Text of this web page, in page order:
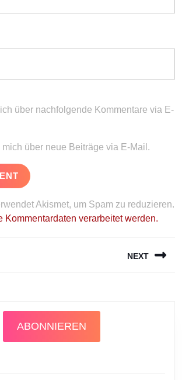
über nachfolgende Kommentare via E-
mich über neue Beiträge via E-Mail.
Akismet, um Spam zu reduzieren.
Kommentardaten verarbeitet werden.
NEXT
ABONNIEREN